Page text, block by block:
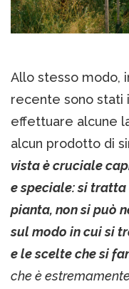
Allo stesso modo,
recente sono stati
effettuare alcune
alcun prodotto di
vista è cruciale
e speciale: si
pianta, non si può
sul modo in cui si
e le scelte che si
che è